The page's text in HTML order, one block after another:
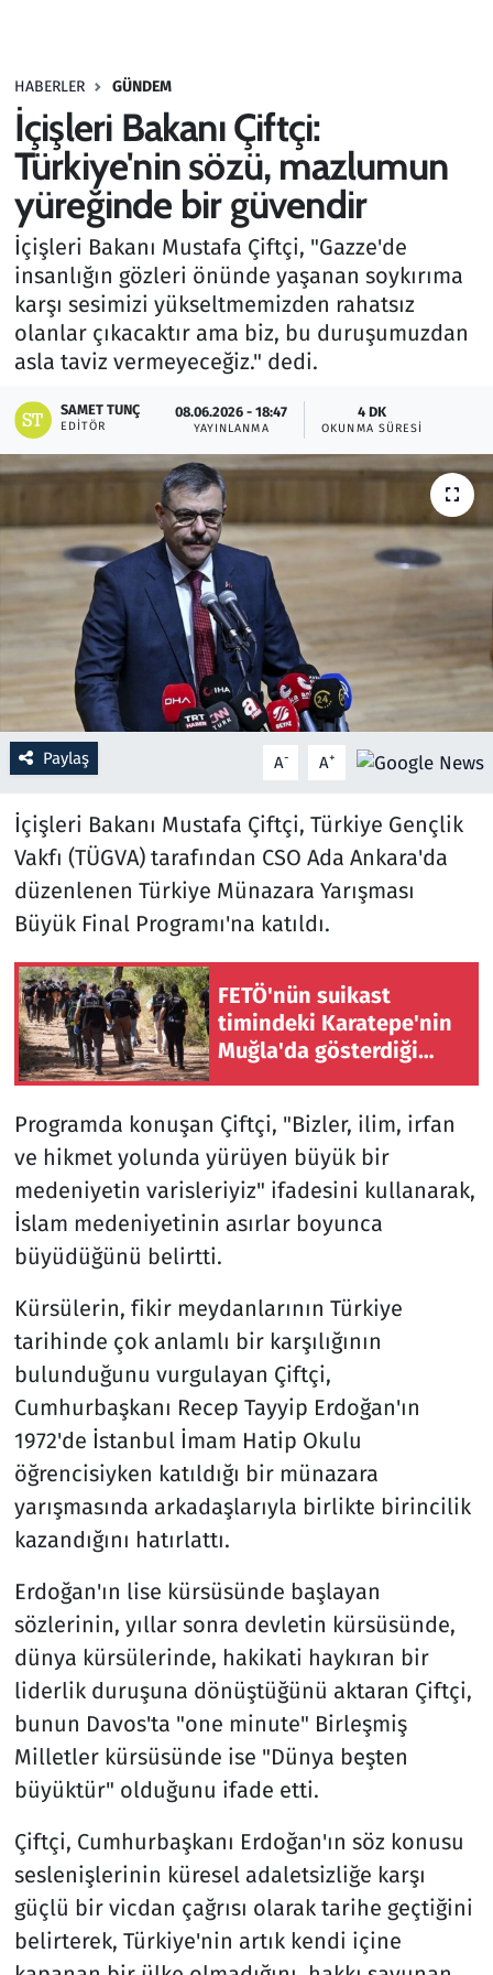
HABERLER GÜNDEM
İçişleri Bakanı Çiftçi:
Türkiye'nin sözü, mazlumun
yüreğinde bir güvendir
İçişleri Bakanı Mustafa Çiftçi, "Gazze'de
insanlığın gözleri önünde yaşanan soykırıma
karşı sesimizi yükseltmemizden rahatsız
olanlar çıkacaktır ama biz, bu duruşumuzdan
asla taviz vermeyeceğiz." dedi.
SAMET TUNÇ
EDITÖR
08.06.2026 - 18:47
YAYINLANMA
4 DK
OKUNMA SÜRESI
Paylaş A- A+
İçişleri Bakanı Mustafa Çiftçi, Türkiye Gençlik
Vakfı (TÜGVA) tarafından CSO Ada Ankara'da
düzenlenen Türkiye Münazara Yarışması
Büyük Final Programı'na katıldı.
FETÖ'nün suikast
timindeki Karatepe'nin
Muğla'da gösterdiği
Programda konuşan Çiftçi, "Bizler, ilim, irfan
ve hikmet yolunda yürüyen büyük bir
medeniyetin varisleriyiz" ifadesini kullanarak,
İslam medeniyetinin asırlar boyunca
büyüdüğünü belirtti.
Kürsülerin, fikir meydanlarının Türkiye
tarihinde çok anlamlı bir karşılığının
bulunduğunu vurgulayan Çiftçi,
Cumhurbaşkanı Recep Tayyip Erdoğan'ın
1972'de İstanbul İmam Hatip Okulu
öğrencisiyken katıldığı bir münazara
yarışmasında arkadaşlarıyla birlikte birincilik
kazandığını hatırlattı.
Erdoğan'ın lise kürsüsünde başlayan
sözlerinin, yıllar sonra devletin kürsüsünde,
dünya kürsülerinde, hakikati haykıran bir
liderlik duruşuna dönüştüğünü aktaran Çiftçi,
bunun Davos'ta "one minute" Birleşmiş
Milletler kürsüsünde ise "Dünya beşten
büyüktür" olduğunu ifade etti.
Çiftçi, Cumhurbaşkanı Erdoğan'ın söz konusu
seslenişlerinin küresel adaletsizliğe karşı
güçlü bir vicdan çağrısı olarak tarihe geçtiğini
belirterek, Türkiye'nin artık kendi içine
Haber
Kültür Sanat
Kurumsal Haberler
Lezzet Durağı
Memur ve Kamu
Otomobil
Oyun
Resmi İlanlar
Rüya Tabirleri
Sağlık
Savunma Sanayi
Seçim 2023
Spor
Teknoloji ve Bilim
Televizyon